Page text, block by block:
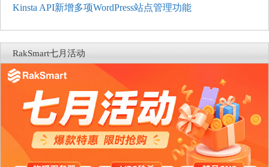
Kinsta API新增多项WordPress站点管理功能
RakSmart七月活动